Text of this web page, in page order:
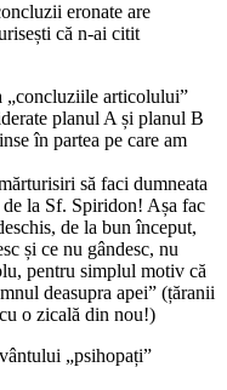
eronate are
că n-ai citit
„concluziile articolului”
planul A și planul B
în partea pe care am
să faci dumneata
la Sf. Spiridon! Așa fac
de la bun început,
și ce nu gândesc, nu
pentru simplul motiv că
deasupra apei” (țăranii
o zicală din nou!)
„psihopați”